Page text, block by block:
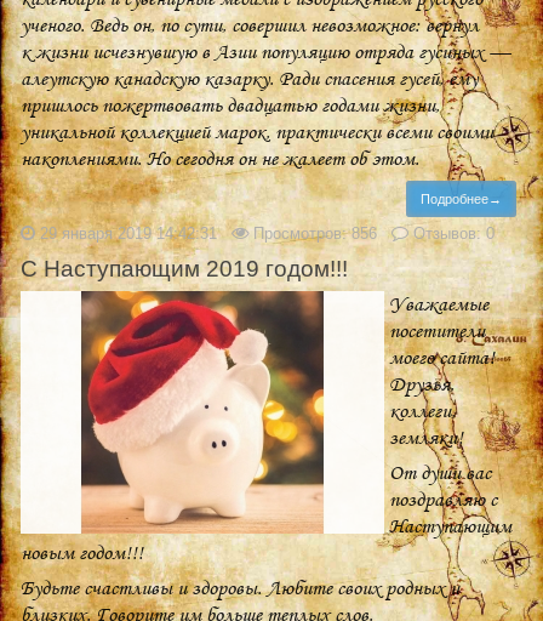
ученого. Ведь он, по сути, совершил невозможное: вернул
к жизни исчезнувшую в Азии популяцию отряда гусиных —
алеутскую канадскую казарку. Ради спасения гусей, ему
пришлось пожертвовать двадцатью годами жизни,
уникальной коллекцией марок, практически всеми своими
накоплениями. Но сегодня он не жалеет об этом.
Подробнее→
29 января 2019 14:42:31 Просмотров: 856 Отзывов: 0
С Наступающим 2019 годом!!!
Уважаемые
посетители
моего сайта!
Друзья,
коллеги,
земляки!
От души вас
поздравляю с
Наступающим
новым годом!!!
Будьте счастливы и здоровы. Любите своих родных и
близких. Говорите им больше теплых слов.